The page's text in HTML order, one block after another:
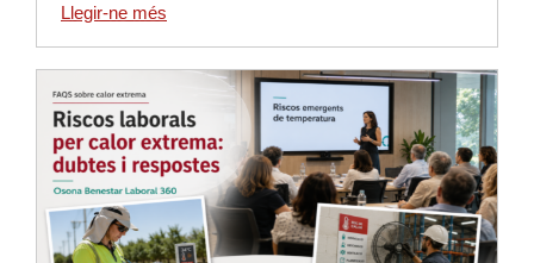
Llegir-ne més
Llegir-ne més